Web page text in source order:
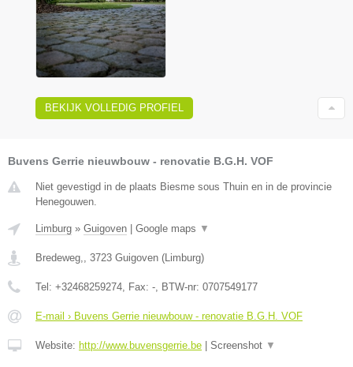
BEKIJK VOLLEDIG PROFIEL
Buvens Gerrie nieuwbouw - renovatie B.G.H. VOF
Niet gevestigd in de plaats Biesme sous Thuin en in de provincie
Henegouwen.
Limburg » Guigoven Google maps ▼
Bredeweg,, 3723 Guigoven (Limburg)
Tel: +32468259274, Fax: -, BTW-nr: 0707549177
E-mail › Buvens Gerrie nieuwbouw - renovatie B.G.H. VOF
Website: http://www.buvensgerrie.be Screenshot ▼